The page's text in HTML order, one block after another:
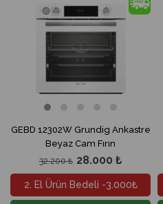
GEBD 12302W Grundig Ankastre
Beyaz Cam Fırın
28.000 ₺
32.200 ₺
%13İndirim
2. El Ürün Bedeli -3.000₺